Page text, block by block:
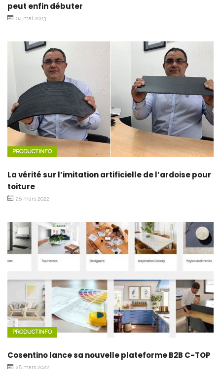
peut enfin débuter
04 mai 2023
PRODUCTINFO
La vérité sur l’imitation artificielle de l’ardoise pour
toiture
28 mars 2022
PRODUCTINFO
Cosentino lance sa nouvelle plateforme B2B C-TOP
28 mars 2022